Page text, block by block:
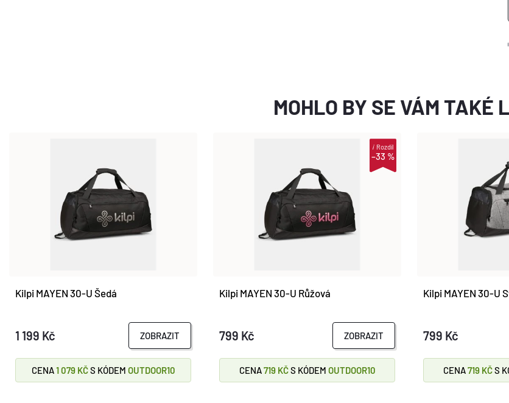
MOHLO BY SE VÁM TAKÉ
Kilpi MAYEN 30-U Šedá
1 199 Kč ZOBRAZIT
CENA1 079 KČS KÓDEM OUTDOOR10
–33 %
iRozdíl
Kilpi MAYEN 30-U Růžová
799 Kč ZOBRAZIT
CENA719 KČS KÓDEM OUTDOOR10
Kilpi MAYEN 30-U
799 Kč
CENA719 KČS